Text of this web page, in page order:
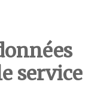
service